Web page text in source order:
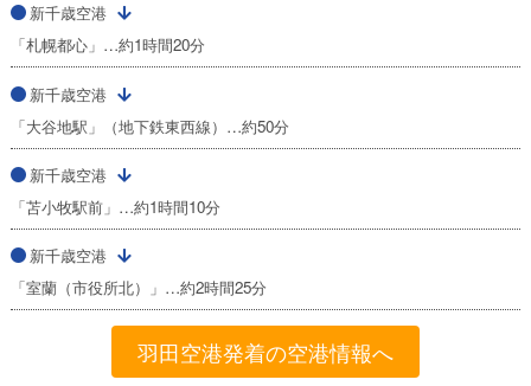
新千歳空港
「札幌都心」…約1時間20分
新千歳空港
「大谷地駅」（地下鉄東西線）…約50分
新千歳空港
「苫小牧駅前」…約1時間10分
新千歳空港
「室蘭（市役所北）」…約2時間25分
羽田空港発着の空港情報へ